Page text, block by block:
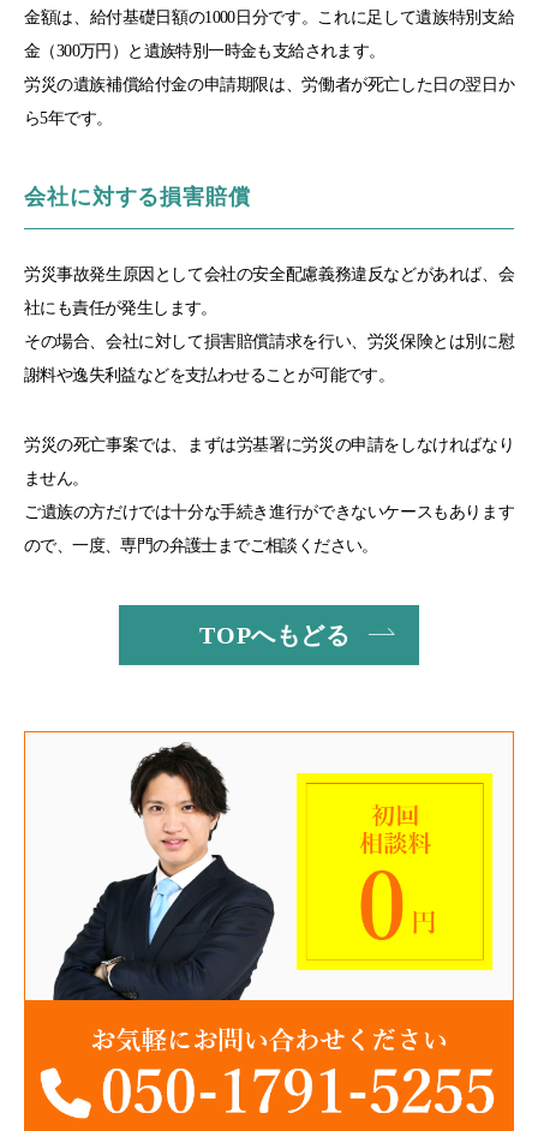
金額は、給付基礎日額の1000日分です。これに足して遺族特別支給
金（300万円）と遺族特別一時金も支給されます。
労災の遺族補償給付金の申請期限は、労働者が死亡した日の翌日か
ら5年です。
会社に対する損害賠償
労災事故発生原因として会社の安全配慮義務違反などがあれば、会
社にも責任が発生します。
その場合、会社に対して損害賠償請求を行い、労災保険とは別に慰
謝料や逸失利益などを支払わせることが可能です。
労災の死亡事案では、まずは労基署に労災の申請をしなければなり
ません。
ご遺族の方だけでは十分な手続き進行ができないケースもあります
ので、一度、専門の弁護士までご相談ください。
TOPへもどる